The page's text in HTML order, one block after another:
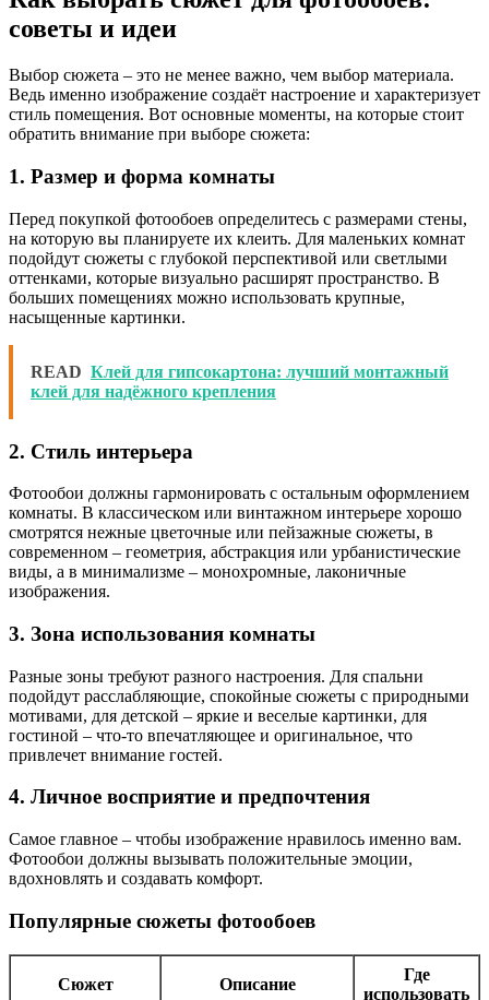
советы и идеи
Выбор сюжета – это не менее важно, чем выбор материала.
Ведь именно изображение создаёт настроение и характеризует
стиль помещения. Вот основные моменты, на которые стоит
обратить внимание при выборе сюжета:
1. Размер и форма комнаты
Перед покупкой фотообоев определитесь с размерами стены,
на которую вы планируете их клеить. Для маленьких комнат
подойдут сюжеты с глубокой перспективой или светлыми
оттенками, которые визуально расширят пространство. В
больших помещениях можно использовать крупные,
насыщенные картинки.
READ Клей для гипсокартона: лучший монтажный
клей для надёжного крепления
2. Стиль интерьера
Фотообои должны гармонировать с остальным оформлением
комнаты. В классическом или винтажном интерьере хорошо
смотрятся нежные цветочные или пейзажные сюжеты, в
современном – геометрия, абстракция или урбанистические
виды, а в минимализме – монохромные, лаконичные
изображения.
3. Зона использования комнаты
Разные зоны требуют разного настроения. Для спальни
подойдут расслабляющие, спокойные сюжеты с природными
мотивами, для детской – яркие и веселые картинки, для
гостиной – что-то впечатляющее и оригинальное, что
привлечет внимание гостей.
4. Личное восприятие и предпочтения
Самое главное – чтобы изображение нравилось именно вам.
Фотообои должны вызывать положительные эмоции,
вдохновлять и создавать комфорт.
Популярные сюжеты фотообоев
Сюжет Описание
Где
использовать